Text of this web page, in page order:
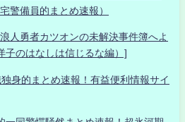
警備員的まとめ速報）
人勇者カツオンの未解決事件簿へよ
子のはなしは信じるな編）]
的まとめ速報！有益便利情報サイ